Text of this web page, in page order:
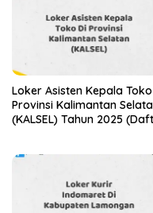
Loker Asisten Kepala
Provinsi Kalimantan
(KALSEL) Tahun 2025